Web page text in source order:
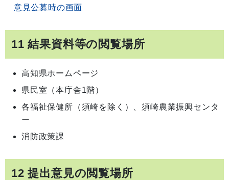
意見公募時の画面
11 結果資料等の閲覧場所
高知県ホームページ
県民室（本庁舎1階）
各福祉保健所（須崎を除く）、須崎農業振興センタ
ー
消防政策課
12 提出意見の閲覧場所